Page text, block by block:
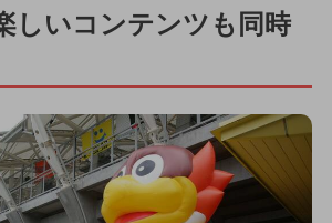
しいコンテンツも同時